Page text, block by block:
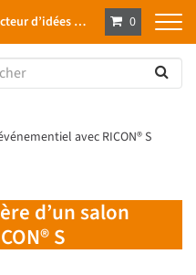
d’idées … 0
avec RICON® S
d’un salon
S